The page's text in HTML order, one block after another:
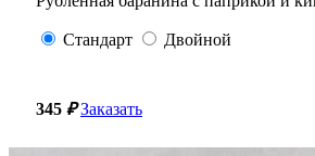
Стандарт Двойной
345 ₽ Заказать